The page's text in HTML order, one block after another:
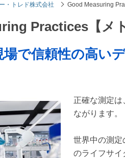
・トレド株式会社 Good Measuring
Practices【メ
場で信頼性の高い
正確な測定
ながります。
世界中の測定
のライフサイ